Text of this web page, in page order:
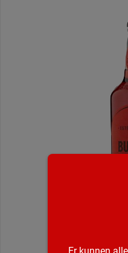
Er kunnen